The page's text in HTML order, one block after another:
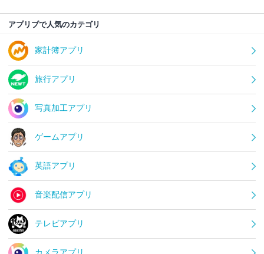
アプリブで人気のカテゴリ
家計簿アプリ
旅行アプリ
写真加工アプリ
ゲームアプリ
英語アプリ
音楽配信アプリ
テレビアプリ
カメラアプリ